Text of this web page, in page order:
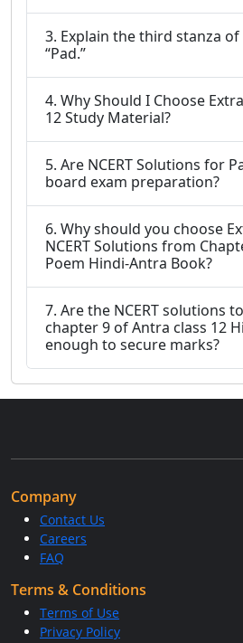
3. Explain the third stanza
“Pad.”
4. Why Should I Choose
12 Study Material?
5. Are NCERT Solutions for
board exam preparation?
6. Why should you choose
NCERT Solutions from
Poem Hindi-Antra Book?
7. Are the NCERT solutions
chapter 9 of Antra class 12
enough to secure marks?
Company
Contact Us
Careers
FAQ
Terms & Conditions
Terms of Use
Privacy Policy